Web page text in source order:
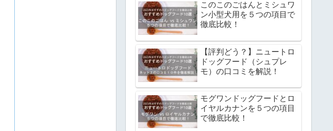
このこのごはんとミシュワ
ン小型犬用を５つの項目で
徹底比較！
【評判どう？】ニュートロ
ドッグフード（シュプレ
モ）の口コミを解説！
モグワンドッグフードとロ
イヤルカナンを５つの項目
で徹底比較！